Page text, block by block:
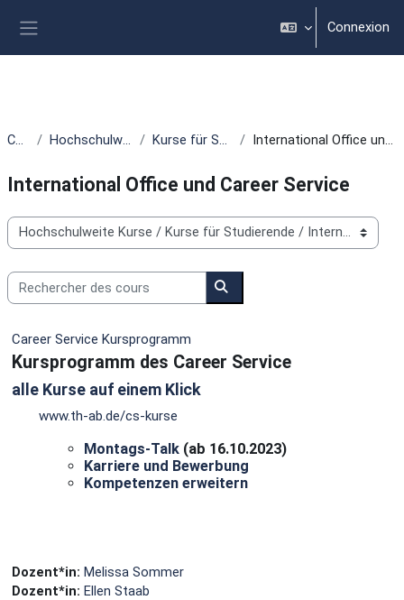
Connexion
Cours Hochschulweite Kurse Kurse für Studierende International Office und Career Service
International Office und Career Service
Catégories de cours
Rechercher des cours
Rechercher des cours
Career Service Kursprogramm
Kursprogramm des Career Service
alle Kurse auf einem Klick
www.th-ab.de/cs-kurse
Montags-Talk (ab 16.10.2023)
Karriere und Bewerbung
Kompetenzen erweitern
Dozent*in: Melissa Sommer
Dozent*in: Ellen Staab